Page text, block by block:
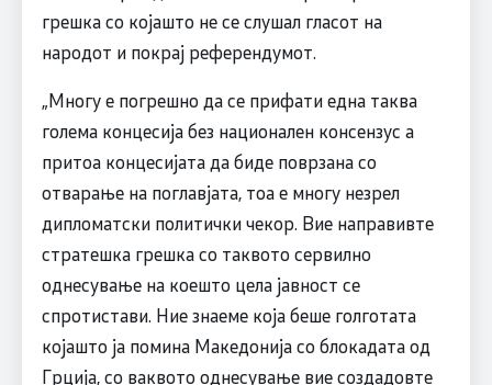
грешка со којашто не се слушал гласот на
народот и покрај референдумот.
„Многу е погрешно да се прифати една таква
голема концесија без национален консензус а
притоа концесијата да биде поврзана со
отварање на поглавјата, тоа е многу незрел
дипломатски политички чекор. Вие направивте
стратешка грешка со таквото сервилно
однесување на коешто цела јавност се
спротистави. Ние знаеме која беше голготата
којашто ја помина Македонија со блокадата од
Грција, со ваквото однесување вие создадовте